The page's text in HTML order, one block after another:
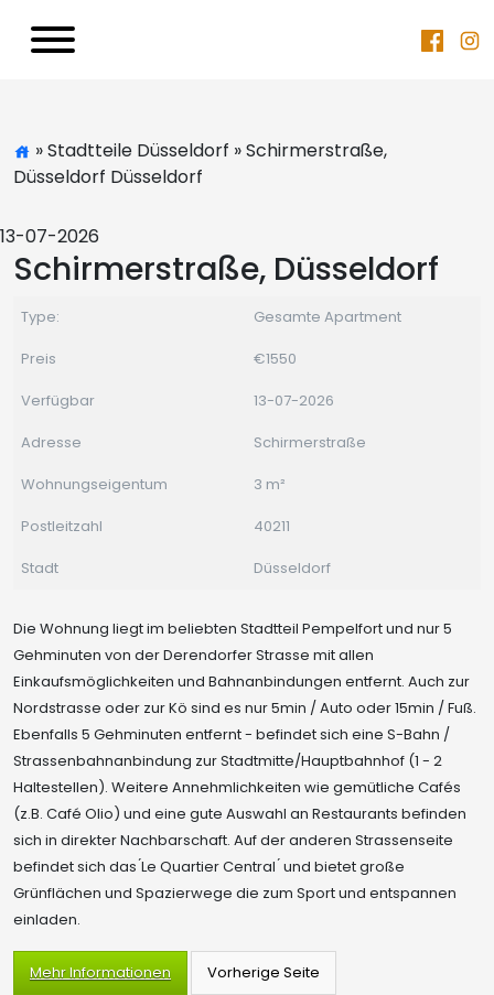
» Stadtteile Düsseldorf » Schirmerstraße,
Düsseldorf Düsseldorf
13-07-2026
Schirmerstraße, Düsseldorf
Type:
Gesamte Apartment
Preis
€1550
Verfügbar
13-07-2026
Adresse
Schirmerstraße
Wohnungseigentum
3 m²
Postleitzahl
40211
Stadt
Düsseldorf
Die Wohnung liegt im beliebten Stadtteil Pempelfort und nur 5
Gehminuten von der Derendorfer Strasse mit allen
Einkaufsmöglichkeiten und Bahnanbindungen entfernt. Auch zur
Nordstrasse oder zur Kö sind es nur 5min / Auto oder 15min / Fuß.
Ebenfalls 5 Gehminuten entfernt - befindet sich eine S-Bahn /
Strassenbahnanbindung zur Stadtmitte/Hauptbahnhof (1 - 2
Haltestellen). Weitere Annehmlichkeiten wie gemütliche Cafés
(z.B. Café Olio) und eine gute Auswahl an Restaurants befinden
sich in direkter Nachbarschaft. Auf der anderen Strassenseite
befindet sich das ́Le Quartier Central ́ und bietet große
Grünflächen und Spazierwege die zum Sport und entspannen
einladen.
Mehr Informationen